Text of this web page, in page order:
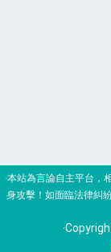
‧本站為言論自主平台，
身攻擊！如面臨法律糾